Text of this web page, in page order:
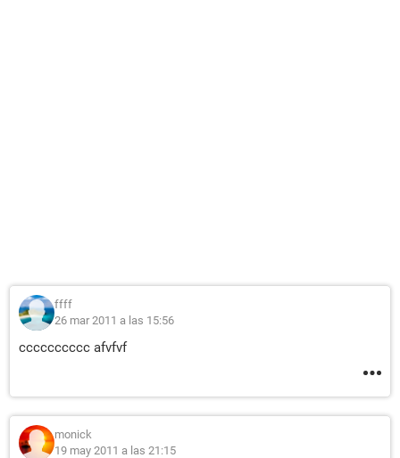
ffff
26 mar 2011 a las 15:56
cccccccccc afvfvf
monick
19 may 2011 a las 21:15